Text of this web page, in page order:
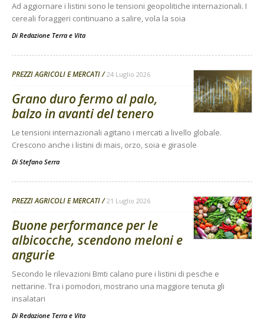
Ad aggiornare i listini sono le tensioni geopolitiche internazionali. I
cereali foraggeri continuano a salire, vola la soia
Di Redazione Terra e Vita
PREZZI AGRICOLI E MERCATI 24 Luglio 2026
Grano duro fermo al palo,
balzo in avanti del tenero
Le tensioni internazionali agitano i mercati a livello globale.
Crescono anche i listini di mais, orzo, soia e girasole
Di Stefano Serra
PREZZI AGRICOLI E MERCATI 21 Luglio 2026
Buone performance per le
albicocche, scendono meloni e
angurie
Secondo le rilevazioni Bmti calano pure i listini di pesche e
nettarine. Tra i pomodori, mostrano una maggiore tenuta gli
insalatari
Di Redazione Terra e Vita